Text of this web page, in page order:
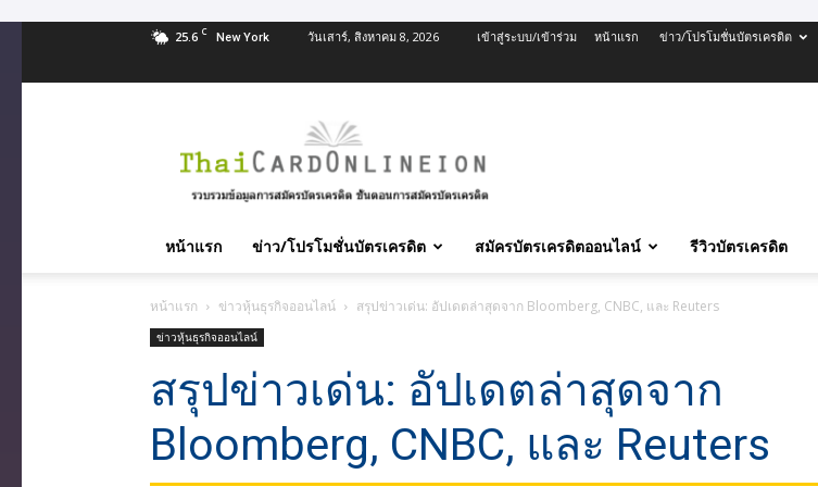
25.6 C New York วันเสาร์, สิงหาคม 8, 2026 เข้าสู่ระบบ/เข้าร่วม หน้าแรก ข่าว/โปรโมชั่นบัตรเครดิต
เครดิต
บัตร
เงินสด
เชื่อ
บุคคล
ธนาคาร
อนุมัติ
เร็ว
บริการ
ฟรี
หน้าแรก ข่าว/โปรโมชั่นบัตรเครดิต สมัครบัตรเครดิตออนไลน์ รีวิวบัตรเครดิต
หน้าแรก ข่าวหุ้นธุรกิจออนไลน์ สรุปข่าวเด่น: อัปเดตล่าสุดจาก Bloomberg, CNBC, และ Reuters
ข่าวหุ้นธุรกิจออนไลน์
สรุปข่าวเด่น: อัปเดตล่าสุดจาก
Bloomberg, CNBC, และ Reuters